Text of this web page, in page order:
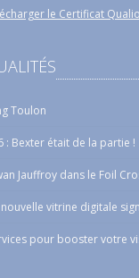
le Certificat
Toulon
: Bexter était de la partie !
Jauffroy dans le Foil
nouvelle vitrine digitale
pour booster votre